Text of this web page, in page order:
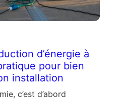
d’énergie à
pour bien
installation
c’est d’abord